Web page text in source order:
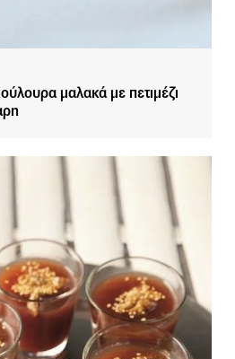
μαλακά με πετιμέζι